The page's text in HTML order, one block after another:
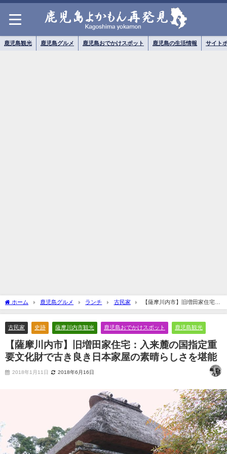
鹿児島観光 鹿児島グルメ 鹿児島おでかけスポット 鹿児島の生活情報 サイト
ホーム 鹿児島グルメ ランチ 古民家
【薩摩川内市】旧増田家住宅：
入来麓の国指定重要文化財で古き良き日本家屋の素晴らしさを堪能
古民家 史跡 薩摩川内市観光 鹿児島おでかけスポット 鹿児島観光
【薩摩川内市】旧増田家住宅：入来麓の国指定重
要文化財で古き良き日本家屋の素晴らしさを堪能
2018年1月11日 2018年6月16日